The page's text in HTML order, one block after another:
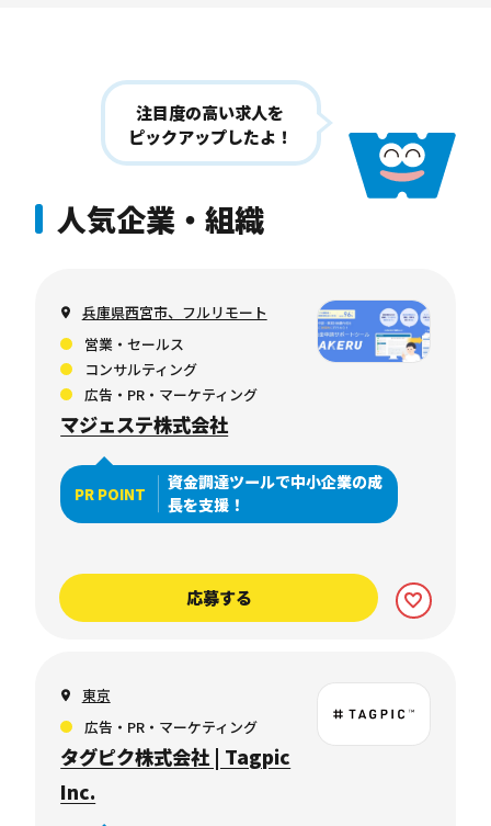
注目度の高い求人を
ピックアップしたよ！
人気企業・組織
兵庫県西宮市、フルリモート
営業・セールス
コンサルティング
広告・PR・マーケティング
マジェステ株式会社
PR POINT
資金調達ツールで中小企業の成
長を支援！
応募する
東京
広告・PR・マーケティング
タグピク株式会社 | Tagpic
Inc.